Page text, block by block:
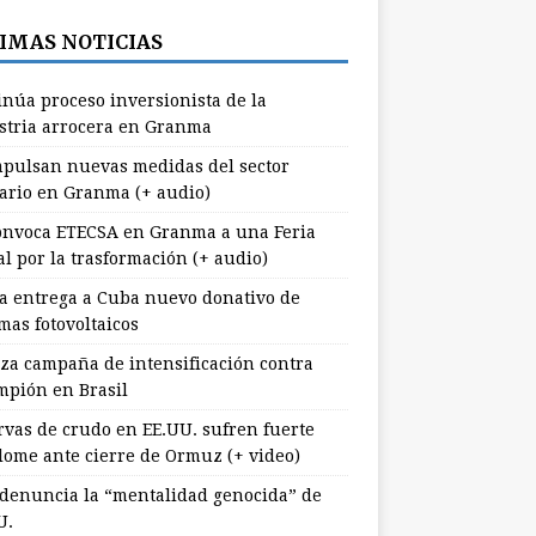
NOTICIAS
proceso inversionista de la
arrocera en Granma
nuevas medidas del sector
en Granma (+ audio)
ETECSA en Granma a una Feria
por la trasformación (+ audio)
entrega a Cuba nuevo donativo de
fotovoltaicos
campaña de intensificación contra
en Brasil
de crudo en EE.UU. sufren fuerte
ante cierre de Ormuz (+ video)
la “mentalidad genocida” de